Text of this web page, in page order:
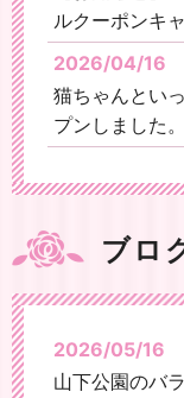
ルクーポンキ
2026/04/16
猫ちゃんとい
プンしました。
ブロ
2026/05/16
山下公園のバ